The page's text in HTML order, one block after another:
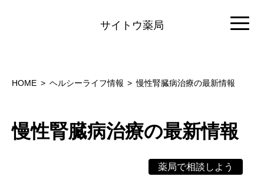
サイトウ薬局
HOME ヘルシーライフ情報 慢性腎臓病治療の最新情報
慢性腎臓病治療の最新情報
薬局で相談しよう